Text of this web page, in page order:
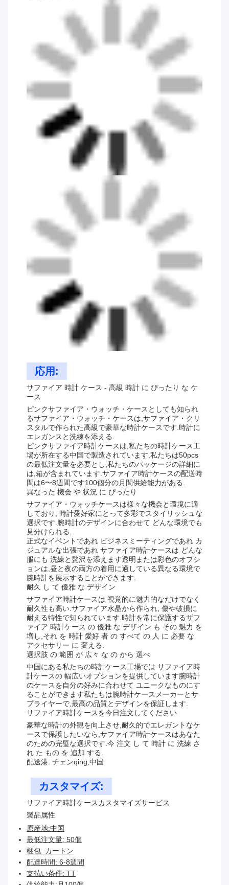
応用:
サファイア 時計 ケース - 高級 時計 に ぴったり な ケ
ース
ピンクサファイア・ウォッチ・ケースとしても知られ
るサファイア・ウォッチ・ケースは,サファイア・クリ
スタルで作られた高級で豪華な時計ケースです.時計に
エレガンスと洗練を添える.
ピンクサファイア時計ケースは,私たちの時計ケース工
場が所在する中国で製造されています.私たちは50pcs
の最低注文量を必要とし,私たちのパッケージの詳細に
は,箱が含まれています.サファイア時計ケースの配送時
間は6〜8週間です100個分の月間供給能力がある.
異なった 機会 や 状況 に ぴったり
サファイア・ウォッチケースは様々な機会と環境に適
しており, 時計愛好家にとって多彩でスタイリッシュな
選択です.腕時計のデザインに合わせて どんな環境でも
見分けられる.
正式なイベントであれ ビジネスミーティングであれ カ
ジュアルな出張であれ サファイア時計ケースは どんな
服にも 洗練と贅沢を添えます透明または彩色のオプシ
ョンは,昼と夜の両方の着用に適している異なる環境で
腕時計を展示することができます.
耐久 し て 優雅 な デザイン
サファイア時計ケースは 視覚的に魅力的なだけでなく
耐久性も高い.サファイア水晶から作られ, 傷や破損に
耐える特性で知られています.時計を常に保護するザフ
ァイア 時計ケース の 優雅 な デザイン も その 魅力 を
増し,それ を 時計 愛好 者 の すべて の 人 に 必要 な
アクセサリー に 変える.
選択肢 の 範囲 が 広々 な の から 選べ
中国にある私たちの時計ケース工場では サファイア時
計ケースの 幅広いオプションを提供しています腕時計
のケースを自分の好みに合わせて ユニークなものにす
ることができます私たちは腕時計ケースメーカーとサ
プライヤーで,最高の品質とデザインを保証します.
サファイア時計ケースを今日注文してください
豪華な時計の外観を向上させ,耐久的でエレガントなケ
ースで保護したいなら,サファイア時計ケースはあなた
のための完璧な選択です.今 注文 し て 時計 に 洗練 さ
れ た もの を 追加 する.
配送港: チェンqing,中国
カスタマイズ:
サファイア時計ケースカスタマイズサービス
製品属性
原産地:中国
最低注文量: 50個
梱包: カートン
配達時間: 6-8週間
支払い条件: TT